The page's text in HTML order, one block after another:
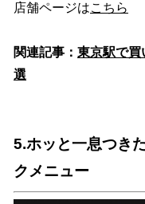
店舗ページはこちら
関連記事： 東京駅で買
選
5.ホッと一息つき
クメニュー